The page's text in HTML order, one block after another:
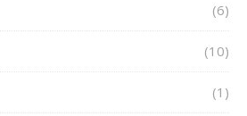
(6)
(10)
(1)